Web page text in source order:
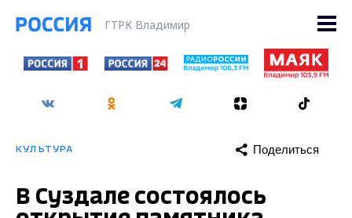
ГТРК Владимир
КУЛЬТУРА Поделиться
В Суздале состоялось